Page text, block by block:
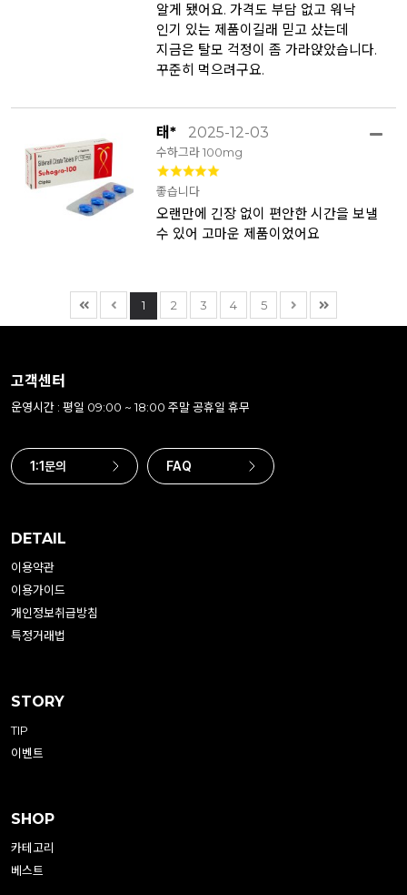
알게 됐어요. 가격도 부담 없고 워낙
인기 있는 제품이길래 믿고 샀는데
지금은 탈모 걱정이 좀 가라앉았습니다.
꾸준히 먹으려구요.
태* 2025-12-03
수하그라 100mg
좋습니다
오랜만에 긴장 없이 편안한 시간을 보낼
수 있어 고마운 제품이었어요
1 2 3 4 5
고객센터
운영시간 : 평일 09:00 ~ 18:00 주말 공휴일 휴무
1:1문의 FAQ
DETAIL
이용약관
이용가이드
개인정보취급방침
특정거래법
STORY
TIP
이벤트
SHOP
카테고리
베스트